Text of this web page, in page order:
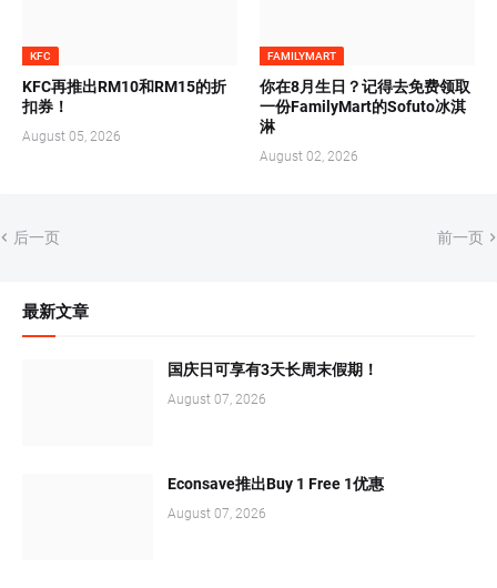
KFC
KFC再推出RM10和RM15的折
扣券！
August 05, 2026
FAMILYMART
你在8月生日？记得去免费领取
一份FamilyMart的Sofuto冰淇
淋
August 02, 2026
后一页 前一页
最新文章
国庆日可享有3天长周末假期！
August 07, 2026
Econsave推出Buy 1 Free 1优惠
August 07, 2026